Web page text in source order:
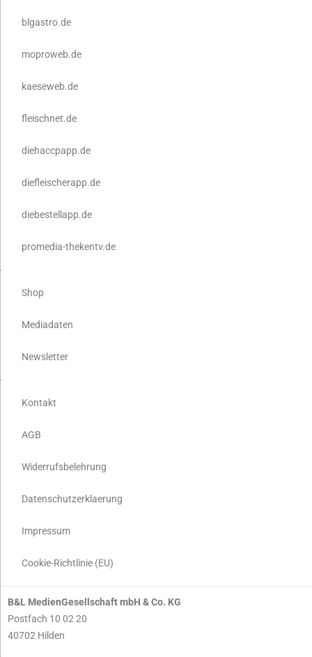
blgastro.de
moproweb.de
kaeseweb.de
fleischnet.de
diehaccpapp.de
diefleischerapp.de
diebestellapp.de
promedia-thekentv.de
Shop
Mediadaten
Newsletter
Kontakt
AGB
Widerrufsbelehrung
Datenschutzerklaerung
Impressum
Cookie-Richtlinie (EU)
B&L MedienGesellschaft mbH & Co. KG
Postfach 10 02 20
40702 Hilden